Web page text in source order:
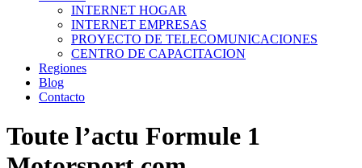
INTERNET HOGAR
INTERNET EMPRESAS
PROYECTO DE TELECOMUNICACIONES
CENTRO DE CAPACITACION
Regiones
Blog
Contacto
Toute l’actu Formule 1